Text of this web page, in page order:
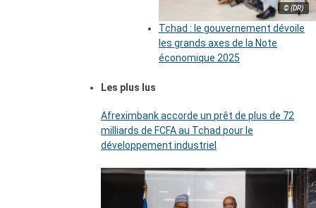
© (DR)
Tchad : le gouvernement dévoile
les grands axes de la Note
économique 2025
Les plus lus
Afreximbank accorde un prêt de plus de 72
milliards de FCFA au Tchad pour le
développement industriel